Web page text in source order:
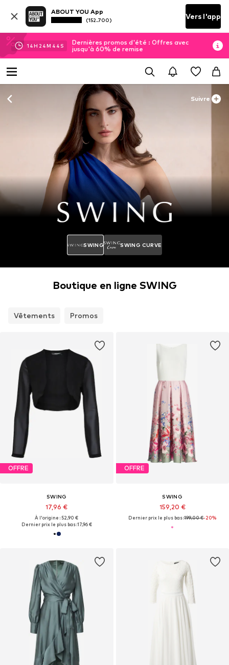
ABOUT YOU App
(152.700) Vers l'app
14H 24M 42 S
Dernières promos d'été : Offres avec
jusqu'à 60% de remise
Suivre
SWING SWING CURVE
Boutique en ligne SWING
Vêtements Promos
OFFRE
SWING
17,96 €
À l'origine : 52,90 €
Dernier prix le plus bas :17,96 €
OFFRE
SWING
159,20 €
Dernier prix le plus bas :199,00 €-20%